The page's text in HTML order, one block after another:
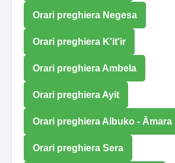
Orari preghiera Negesa
Orari preghiera K'it'ir
Orari preghiera Ambela
Orari preghiera Ayit
Orari preghiera Albuko - Āmara
Orari preghiera Sera